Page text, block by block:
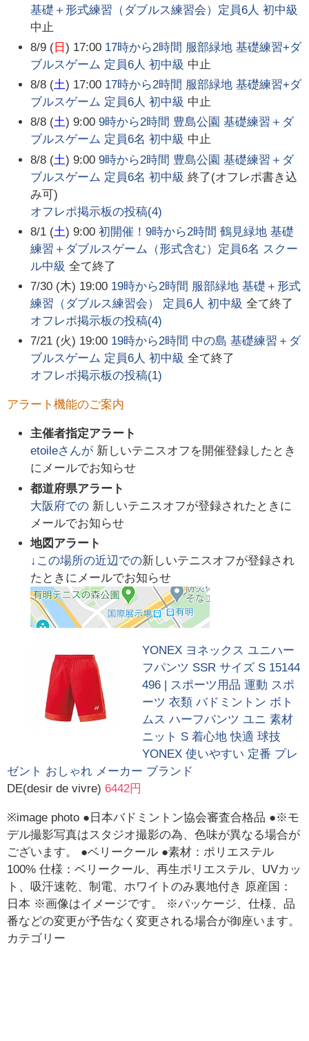
基礎＋形式練習（ダブルス練習会）定員6人 初中級
中止
8/9 ( 日) 17:00 17時から2時間 服部緑地 基礎練習+ダ
ブルスゲーム 定員6人 初中級 中止
8/8 (土) 17:00 17時から2時間 服部緑地 基礎練習+ダ
ブルスゲーム 定員6人 初中級 中止
8/8 (土) 9:00 9時から2時間 豊島公園 基礎練習＋ダ
ブルスゲーム 定員6名 初中級 中止
8/8 (土) 9:00 9時から2時間 豊島公園 基礎練習＋ダ
ブルスゲーム 定員6名 初中級 終了(オフレポ書き込
み可)
オフレポ掲示板の投稿(4)
8/1 (土) 9:00 初開催！9時から2時間 鶴見緑地 基礎
練習＋ダブルスゲーム（形式含む）定員6名 スクー
ル中級 全て終了
7/30 (木) 19:00 19時から2時間 服部緑地 基礎＋形式
練習（ダブルス練習会） 定員6人 初中級 全て終了
オフレポ掲示板の投稿(4)
7/21 (火) 19:00 19時から2時間 中の島 基礎練習＋ダ
ブルスゲーム 定員6人 初中級 全て終了
オフレポ掲示板の投稿(1)
アラート機能のご案内
主催者指定アラート
etoileさんが 新しいテニスオフを開催登録したとき
にメールでお知らせ
都道府県アラート
大阪府での 新しいテニスオフが登録されたときに
メールでお知らせ
地図アラート
↓この場所の近辺での新しいテニスオフが登録され
たときにメールでお知らせ
YONEX ヨネックス ユニハー
フパンツ SSR サイズ S 15144
496 | スポーツ用品 運動 スポ
ーツ 衣類 バドミントン ボト
ムス ハーフパンツ ユニ 素材
ニット S 着心地 快適 球技
YONEX 使いやすい 定番 プレ
ゼント おしゃれ メーカー ブランド
DE(desir de vivre) 6442円
※image photo ●日本バドミントン協会審査合格品 ●※モ
デル撮影写真はスタジオ撮影の為、色味が異なる場合が
ございます。 ●ベリークール ●素材：ポリエステル
100% 仕様：ベリークール、再生ポリエステル、UVカッ
ト、吸汗速乾、制電、ホワイトのみ裏地付き 原産国：
日本 ※画像はイメージです。 ※パッケージ、仕様、品
番などの変更が予告なく変更される場合が御座います。
カテゴリー